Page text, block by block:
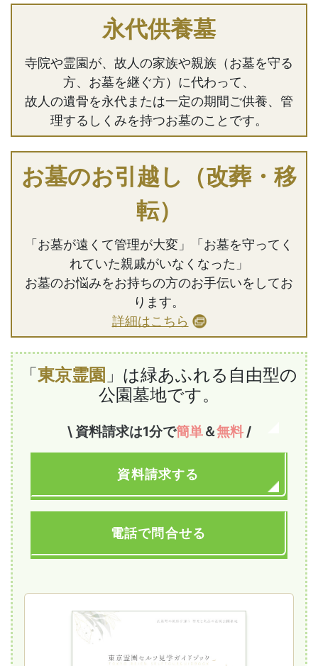
永代供養墓
寺院や霊園が、故人の家族や親族（お墓を守る
方、お墓を継ぐ方）に代わって、
故人の遺骨を永代または一定の期間ご供養、管
理するしくみを持つお墓のことです。
お墓のお引越し（改葬・移
転）
「お墓が遠くて管理が大変」「お墓を守ってく
れていた親戚がいなくなった」
お墓のお悩みをお持ちの方のお手伝いをしてお
ります。
詳細はこちら
「東京霊園 」は緑あふれる自由型の
公園墓地です。
\ 資料請求は1分で簡単＆無料/
資料請求する
電話で問合せる